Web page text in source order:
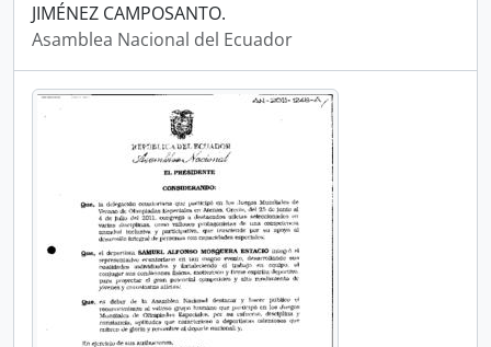
JIMÉNEZ CAMPOSANTO.
Asamblea Nacional del Ecuador